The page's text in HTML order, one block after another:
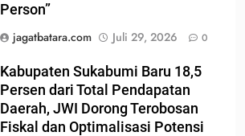
Person”
jagatbatara.com
Juli 29, 2026 0
Kabupaten Sukabumi Baru 18,5
Persen dari Total Pendapatan
Daerah, JWI Dorong Terobosan
Fiskal dan Optimalisasi Potensi